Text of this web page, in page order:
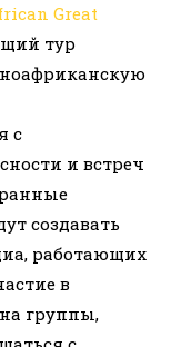
Great
тур
с
и встреч
создавать
работающих
в
группы,